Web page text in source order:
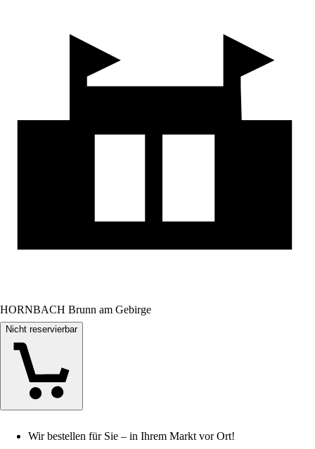
HORNBACH Brunn am Gebirge
Nicht reservierbar
Wir bestellen für Sie – in Ihrem Markt vor Ort!